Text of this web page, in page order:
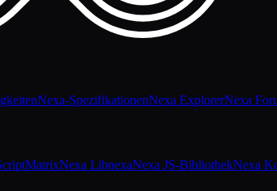
Nexa-SpezifikationenNexa ExplorerNexa
MatrixNexa LibnexaNexa JS-BibliothekNexa